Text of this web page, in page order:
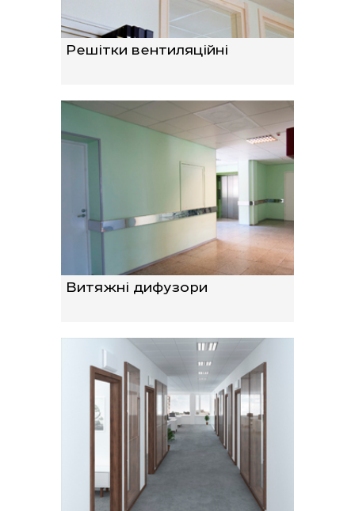
Решітки вентиляційні
Витяжні дифузори